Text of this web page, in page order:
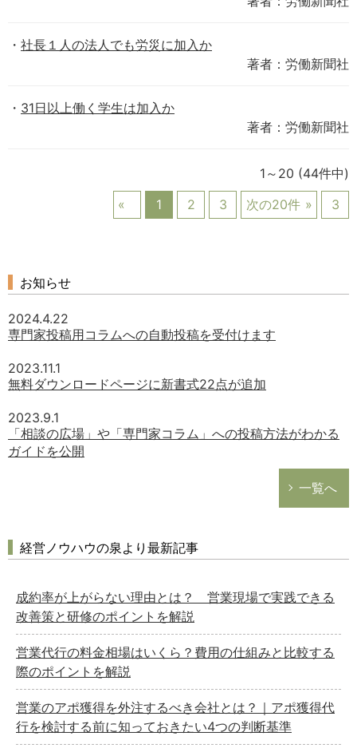
社長１人の法人でも労災に加入か
著者：労働新聞社
31日以上働く学生は加入か
著者：労働新聞社
1～20 (44件中)
1
2 3 次の20件 3
お知らせ
2024.4.22
専門家投稿用コラムへの自動投稿を受付けます
2023.11.1
無料ダウンロードページに新書式22点が追加
2023.9.1
「相談の広場」や「専門家コラム」への投稿方法がわかる
ガイドを公開
一覧へ
経営ノウハウの泉より最新記事
成約率が上がらない理由とは？ 営業現場で実践できる
改善策と研修のポイントを解説
営業代行の料金相場はいくら？費用の仕組みと比較する
際のポイントを解説
営業のアポ獲得を外注するべき会社とは？｜アポ獲得代
行を検討する前に知っておきたい4つの判断基準